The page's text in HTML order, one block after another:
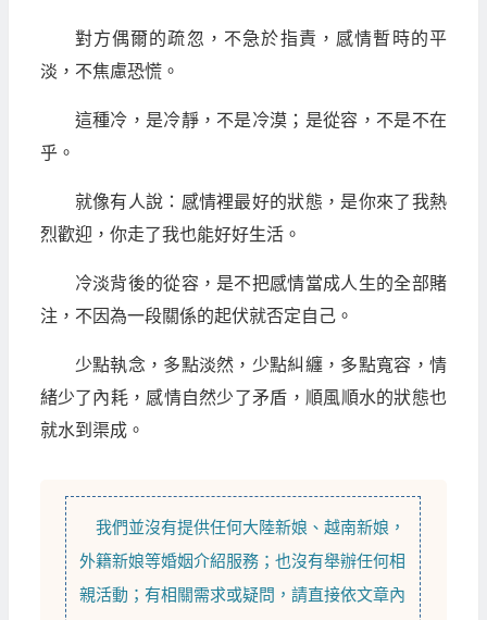
對方偶爾的疏忽，不急於指責，感情暫時的平
淡，不焦慮恐慌。
這種冷，是冷靜，不是冷漠；是從容，不是不在
乎。
就像有人說：感情裡最好的狀態，是你來了我熱
烈歡迎，你走了我也能好好生活。
冷淡背後的從容，是不把感情當成人生的全部賭
注，不因為一段關係的起伏就否定自己。
少點執念，多點淡然，少點糾纏，多點寬容，情
緒少了內耗，感情自然少了矛盾，順風順水的狀態也
就水到渠成。
我們並沒有提供任何大陸新娘 、越南新娘 ，
外籍新娘等婚姻介紹服務；也沒有舉辦任何相
親活動；有相關需求或疑問，請直接依文章內